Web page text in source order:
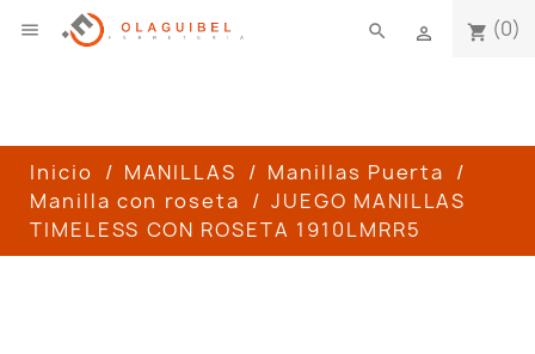
 shopping_cart (0)

search
Inicio MANILLAS
Manillas Puerta
Manilla con roseta
JUEGO MANILLAS
TIMELESS CON ROSETA 1910LMRR5